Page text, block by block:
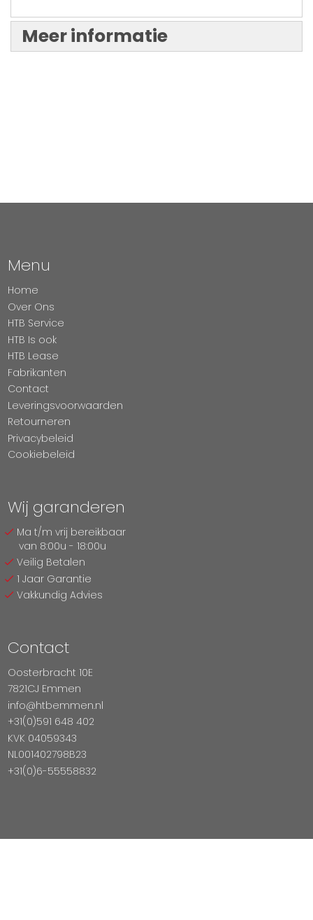
Meer informatie
Menu
Home
Over Ons
HTB Service
HTB Is ook
HTB Lease
Fabrikanten
Contact
Leveringsvoorwaarden
Retourneren
Privacybeleid
Cookiebeleid
Wij garanderen
Ma t/m vrij bereikbaar
van 8:00u - 18:00u
Veilig Betalen
1 Jaar Garantie
Vakkundig Advies
Contact
Oosterbracht 10E
7821CJ Emmen
info@htbemmen.nl
+31(0)591 648 402
KVK 04059343
NL001402798B23
+31(0)6-55558832